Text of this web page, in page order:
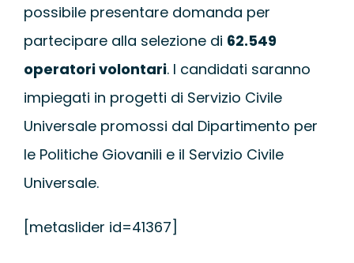
SERVIZI PER
NEWS
possibile presentare domanda per
partecipare alla selezione di 62.549
operatori volontari. I candidati saranno
impiegati in progetti di Servizio Civile
Universale promossi dal Dipartimento per
le Politiche Giovanili e il Servizio Civile
Universale.
[metaslider id=41367]